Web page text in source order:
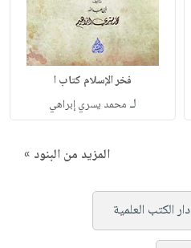
فخر الإسلام كتاب ا
لـ محمد يسري إبراهي
المزيد من البنود »
دار الكتب العلمية